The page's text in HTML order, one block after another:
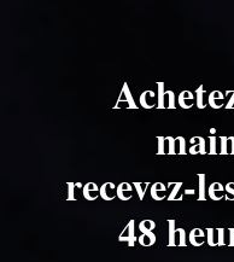
recevez-
48